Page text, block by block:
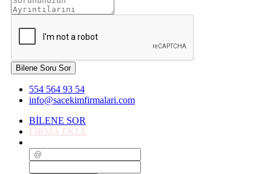
Bilene Soru Sor
554 564 93 54
info@sacekimfirmalari.com
BİLENE SOR
FİRMA EKLE